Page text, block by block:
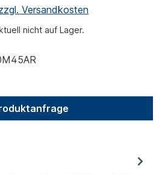
Versandkosten
nicht auf Lager.